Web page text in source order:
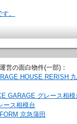
。
営の面白物件(一部)：
HOUSE RERISH
GARAGE グレース相模
ース相模台
京急蒲田